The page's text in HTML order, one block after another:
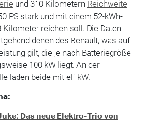
und 310 Kilometern Reichweite
PS stark und mit einem 52-kWh-
Kilometer reichen soll. Die Daten
denen des Renault, was auf
gilt, die je nach Batteriegröße
100 kW liegt. An der
laden beide mit elf kW.
Das neue Elektro-Trio von